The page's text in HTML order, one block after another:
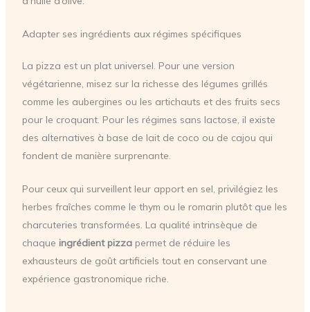
Adapter ses ingrédients aux régimes spécifiques
La pizza est un plat universel. Pour une version
végétarienne, misez sur la richesse des légumes grillés
comme les aubergines ou les artichauts et des fruits secs
pour le croquant. Pour les régimes sans lactose, il existe
des alternatives à base de lait de coco ou de cajou qui
fondent de manière surprenante.
Pour ceux qui surveillent leur apport en sel, privilégiez les
herbes fraîches comme le thym ou le romarin plutôt que les
charcuteries transformées. La qualité intrinsèque de
chaque ingrédient pizzapermet de réduire les
exhausteurs de goût artificiels tout en conservant une
expérience gastronomique riche.